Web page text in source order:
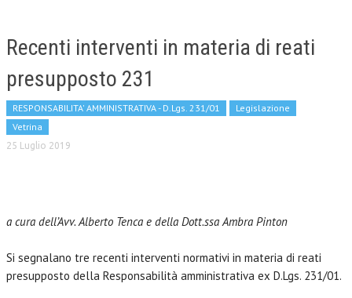
Recenti interventi in materia di reati
presupposto 231
RESPONSABILITA' AMMINISTRATIVA - D.Lgs. 231/01
Legislazione
Vetrina
25 Luglio 2019
a cura dell’Avv. Alberto Tenca e della Dott.ssa Ambra Pinton
Si segnalano tre recenti interventi normativi in materia di reati
presupposto della Responsabilità amministrativa ex D.Lgs. 231/01.